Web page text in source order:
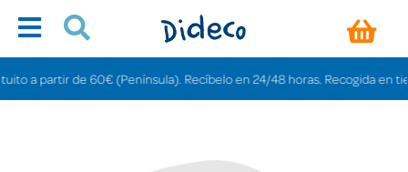
partir de 60€ (Península). Recíbelo en 24/48 horas. Recogida en